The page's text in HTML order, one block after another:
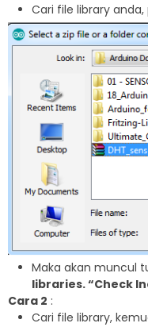
Cari file library anda,
Maka akan muncul
libraries. “Check
Cara 2 :
Cari file library,